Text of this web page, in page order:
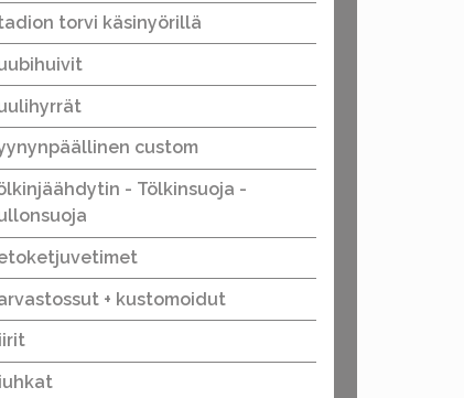
torvi käsinyörillä
custom
- Tölkinsuoja -
+ kustomoidut